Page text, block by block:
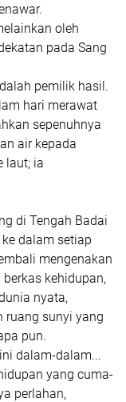
oleh
pada Sang
pemilik hasil.
hari merawat
sepenuhnya
air kepada
laut; ia
di Tengah Badai
dalam setiap
mengenakan
kehidupan,
nyata,
ruang sunyi yang
pun.
dalam-dalam...
yang cuma-
perlahan,